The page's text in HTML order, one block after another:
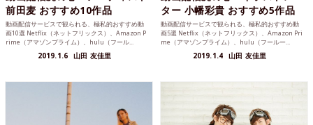
前田麦 おすすめ10作品
動画配信サービスで観られる、極私的おすすめ動
画10選 Netflix（ネットフリックス）、Amazon P
rime（アマゾンプライム）、hulu（フール...
2019.1.6 山田 友佳里
ター 小幡彩貴 おすすめ5作品
動画配信サービスで観られる、極私的おすすめ動
画5選 Netflix（ネットフリックス）、Amazon Pri
me（アマゾンプライム）、hulu（フールー...
2019.1.4 山田 友佳里